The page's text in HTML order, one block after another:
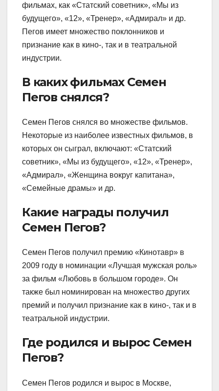
фильмах, как «Статский советник», «Мы из
будущего», «12», «Тренер», «Адмирал» и др.
Пегов имеет множество поклонников и
признание как в кино-, так и в театральной
индустрии.
В каких фильмах Семен
Пегов снялся?
Семен Пегов снялся во множестве фильмов.
Некоторые из наиболее известных фильмов, в
которых он сыграл, включают: «Статский
советник», «Мы из будущего», «12», «Тренер»,
«Адмирал», «Женщина вокруг капитана»,
«Семейные драмы» и др.
Какие награды получил
Семен Пегов?
Семен Пегов получил премию «Кинотавр» в
2009 году в номинации «Лучшая мужская роль»
за фильм «Любовь в большом городе». Он
также был номинирован на множество других
премий и получил признание как в кино-, так и в
театральной индустрии.
Где родился и вырос Семен
Пегов?
Семен Пегов родился и вырос в Москве,